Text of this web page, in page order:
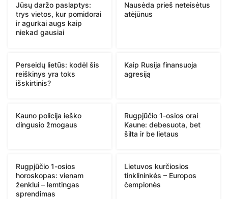
Jūsų daržo paslaptys:
trys vietos, kur pomidorai
ir agurkai augs kaip
niekad gausiai
Nausėda prieš neteisėtus
atėjūnus
Perseidų lietūs: kodėl šis
reiškinys yra toks
išskirtinis?
Kaip Rusija finansuoja
agresiją
Kauno policija ieško
dingusio žmogaus
Rugpjūčio 1-osios orai
Kaune: debesuota, bet
šilta ir be lietaus
Rugpjūčio 1-osios
horoskopas: vienam
ženklui – lemtingas
sprendimas
Lietuvos kurčiosios
tinklininkės – Europos
čempionės